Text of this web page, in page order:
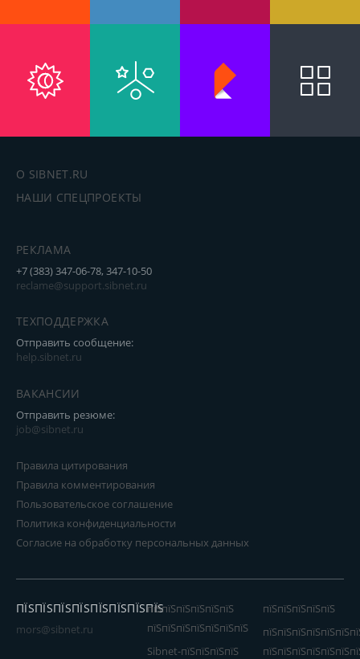
О SIBNET.RU
НАШИ СПЕЦПРОЕКТЫ
РЕКЛАМА
+7 (383) 347-06-78, 347-10-50
reclame@support.sibnet.ru
ТЕХПОДДЕРЖКА
Отправить сообщение:
help.sibnet.ru
ВАКАНСИИ
Отправить резюме:
job@sibnet.ru
Правила цитирования
Правила комментирования
Пользовательское соглашение
Политика конфиденциальности
Согласие на обработку персональных данных
ПЇЅПЇЅПЇЅПЇЅПЇЅПЇЅПЇЅПЇЅ
mors@sibnet.ru
пїЅпїЅпїЅпїЅпїЅпїЅ
пїЅпїЅпїЅпїЅпїЅпїЅпїЅ
Sibnet-пїЅпїЅпїЅпїЅ
пїЅпїЅпїЅпїЅпїЅ